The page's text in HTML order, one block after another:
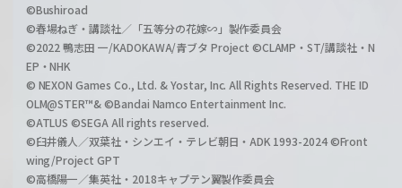
©Bushiroad
©春場ねぎ・講談社／「五等分の花嫁∽」製作委員会
©2022 鴨志田 一/KADOKAWA/青ブタ Project ©CLAMP・ST/講談社・N
EP・NHK
© NEXON Games Co., Ltd. & Yostar, Inc. All Rights Reserved. THE ID
OLM@STER™& ©Bandai Namco Entertainment Inc.
©ATLUS ©SEGA All rights reserved.
©臼井儀人／双葉社・シンエイ・テレビ朝日・ADK 1993-2024 ©Front
wing/Project GPT
©高橋陽一／集英社・2018キャプテン翼製作委員会